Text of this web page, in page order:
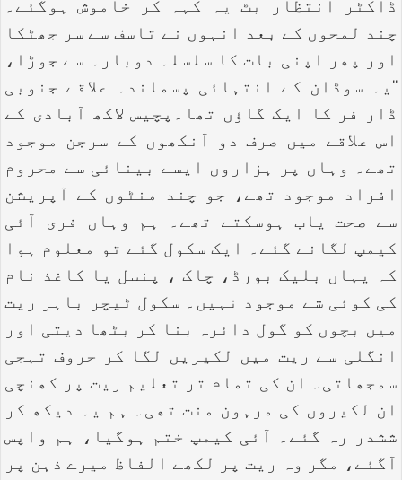
ڈاکٹر انتظار بٹ یہ کہہ کر خاموش ہوگئے۔
چند لمحوں کے بعد انہوں نے تاسف سے سر جھٹکا
اور پھر اپنی بات کا سلسلہ دوبارہ سے جوڑا،
‘‘یہ سوڈان کے انتہائی پسماندہ علاقے جنوبی
ڈار فر کا ایک گاؤں تھا۔پچیس لاکھ آبادی کے
اس علاقے میں صرف دو آنکھوں کے سرجن موجود
تھے۔ وہاں پر ہزاروں ایسے بینائی سے محروم
افراد موجود تھے، جو چند منٹوں کے آپریشن
سے صحت یاب ہوسکتے تھے۔ ہم وہاں فری آئی
کیمپ لگانے گئے۔ ایک سکول گئے تو معلوم ہوا
کہ یہاں بلیک بورڈ، چاک ، پنسل یا کاغذ نام
کی کوئی شے موجود نہیں۔ سکول ٹیچر باہر ریت
میں بچوں کو گول دائرہ بنا کر بٹھا دیتی اور
انگلی سے ریت میں لکیریں لگا کر حروف تہجی
سمجھاتی۔ ان کی تمام تر تعلیم ریت پر کھنچی
ان لکیروں کی مرہون منت تھی۔ ہم یہ دیکھ کر
ششدر رہ گئے۔ آئی کیمپ ختم ہوگیا، ہم واپس
آگئے، مگر وہ ریت پر لکھے الفاظ میرے ذہن پر